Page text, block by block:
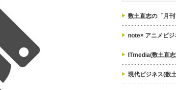
ー
数土直志の「月
note× アニメビジ
ITmedia(数土直
現代ビジネス(数